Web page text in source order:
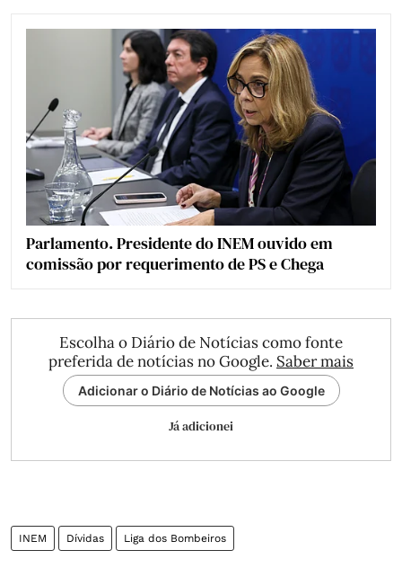
Parlamento. Presidente do INEM ouvido em
comissão por requerimento de PS e Chega
Escolha o Diário de Notícias como fonte
preferida de notícias no Google. Saber mais
Adicionar o Diário de Notícias ao Google
Já adicionei
INEM Dívidas Liga dos Bombeiros